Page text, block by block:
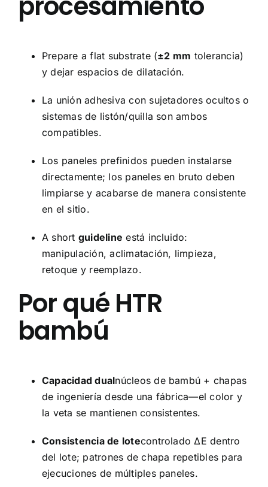
Prepare a flat substrate (±2 mm tolerancia)
y dejar espacios de dilatación.
La unión adhesiva con sujetadores ocultos o
sistemas de listón/quilla son ambos
compatibles.
Los paneles prefinidos pueden instalarse
directamente; los paneles en bruto deben
limpiarse y acabarse de manera consistente
en el sitio.
A short guideline está incluido:
manipulación, aclimatación, limpieza,
retoque y reemplazo.
Por qué HTR
bambú
Capacidad dualnúcleos de bambú + chapas
de ingeniería desde una fábrica—el color y
la veta se mantienen consistentes.
Consistencia de lotecontrolado ΔE dentro
del lote; patrones de chapa repetibles para
ejecuciones de múltiples paneles.